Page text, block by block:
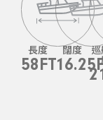
長度
58FT
闊度
巡